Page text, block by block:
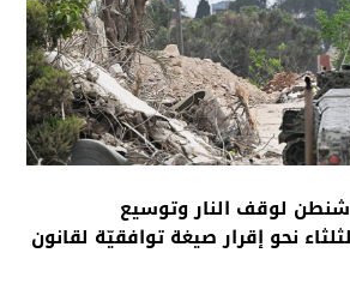
لوقف النار وتوسيع
نحو إقرار صيغة توافقيّة لقانون